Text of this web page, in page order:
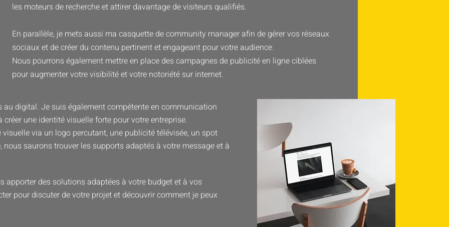
les moteurs de recherche et attirer davantage de visiteurs qualifiés.
En parallèle, je mets aussi ma casquette de community manager afin de gérer vos réseaux
sociaux et de créer du contenu pertinent et engageant pour votre audience.
Nous pourrons également mettre en place des campagnes de publicité en ligne ciblées
pour augmenter votre visibilité et votre notoriété sur internet.
au digital. Je suis également compétente en communication
une identité visuelle forte pour votre entreprise.
via un logo percutant, une publicité télévisée, un spot
saurons trouver les supports adaptés à votre message et à
apporter des solutions adaptées à votre budget et à vos
pour discuter de votre projet et découvrir comment je peux